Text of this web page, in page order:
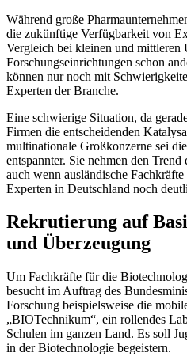
Während große
die zukünftige Verfügbarkeit von
Vergleich bei kleinen und mittleren
Forschungseinrichtungen schon
können nur noch mit
Experten der Branche.
Eine schwierige Situation, da
Firmen die entscheidenden
multinationale Großkonzerne sei
entspannter. Sie nehmen den
auch wenn ausländische
Experten in Deutschland noch
Rekrutierung auf
und Überzeugung
Um Fachkräfte für die
besucht im Auftrag des
Forschung beispielsweise die
„BIOTechnikum“, ein rollendes
Schulen im ganzen Land. Es soll
in der Biotechnologie begeistern.